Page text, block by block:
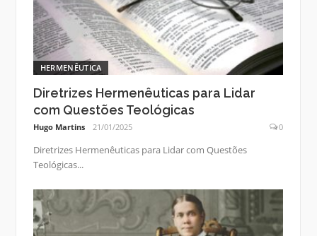
HERMENÊUTICA
Diretrizes Hermenêuticas para Lidar
com Questões Teológicas
Hugo Martins 21/01/2025 0
Diretrizes Hermenêuticas para Lidar com Questões
Teológicas...